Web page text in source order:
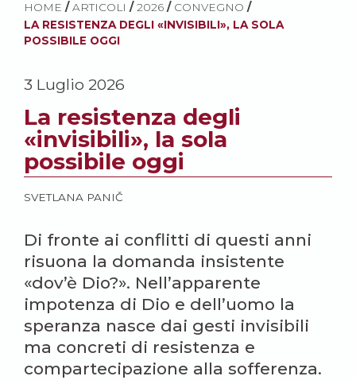
HOME / ARTICOLI / 2026 / CONVEGNO /
LA RESISTENZA DEGLI «INVISIBILI», LA SOLA
POSSIBILE OGGI
3 Luglio 2026
La resistenza degli
«invisibili», la sola
possibile oggi
SVETLANA PANIČ
Di fronte ai conflitti di questi anni
risuona la domanda insistente
«dov’è Dio?». Nell’apparente
impotenza di Dio e dell’uomo la
speranza nasce dai gesti invisibili
ma concreti di resistenza e
compartecipazione alla sofferenza.